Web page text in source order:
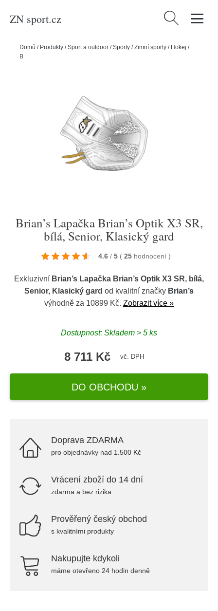
ZN sport.cz Vyhledávání
Domů / Produkty /Sport a outdoor /Sporty /Zimní sporty / Hokej /
Brian’s Lapačka Brian’s Optik X3 SR, bílá, Senior, Klasický gard
Brian’s Lapačka Brian’s Optik X3 SR,
bílá, Senior, Klasický gard
4.6 / 5 ( 25 hodnocení )
Exkluzivní Brian’s Lapačka Brian’s Optik X3 SR, bílá,
Senior, Klasický gard od kvalitní značky Brian’s
výhodně za 10899 Kč. Zobrazit více »
Dostupnost: Skladem > 5 ks
8 711 Kč vč. DPH
DO OBCHODU »
Doprava ZDARMA
pro objednávky nad 1.500 Kč
Vrácení zboží do 14 dní
zdarma a bez rizika
Prověřený český obchod
s kvalitními produkty
Nakupujte kdykoli
máme otevřeno 24 hodin denně